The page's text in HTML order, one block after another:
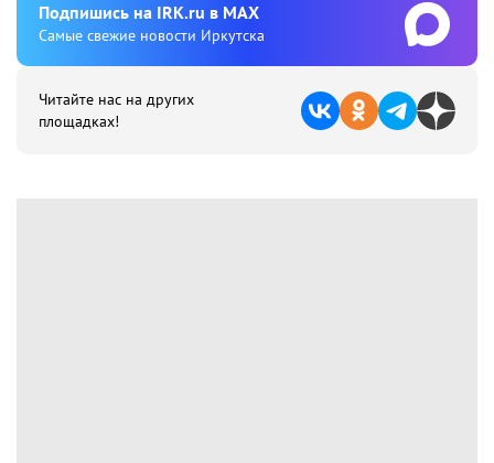
Подпишиcь на IRK.ru в MAX
Cамые свежие новости Иркутска
Читайте нас на других
площадках!